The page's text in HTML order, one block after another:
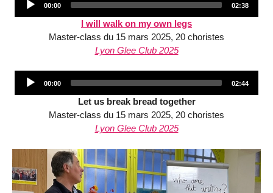
Current
00:00
Total
02:38
I will walk on my own legs
Master-class du 15 mars 2025, 20 choristes
Lyon Glee Club 2025
Current
00:00
Total
02:44
Let us break bread together
Master-class du 15 mars 2025, 20 choristes
Lyon Glee Club 2025